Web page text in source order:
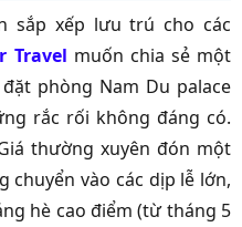
sắp xếp lưu trú cho các
Travel muốn chia sẻ một
phòng Nam Du palace
rắc rối không đáng có.
thường xuyên đón một
vào các dịp lễ lớn,
hè cao điểm (từ tháng 5